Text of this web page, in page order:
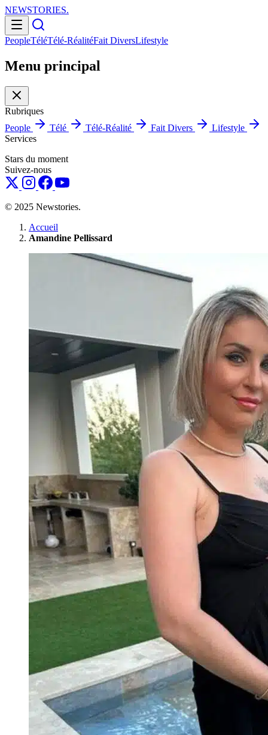
NEWSTORIES.
PeopleTéléTélé-RéalitéFait DiversLifestyle
Menu principal
Rubriques
People
Télé Télé-Réalité Fait Divers
Lifestyle
Services
Stars du moment
Suivez-nous
© 2025 Newstories.
Accueil
Amandine Pellissard